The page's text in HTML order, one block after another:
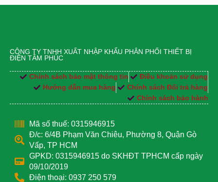
CÔNG TY TNHH XUẤT NHẬP KHẨU PHÂN PHỐI THIẾT BỊ
ĐIỆN TÂM PHÚC
Chính sách bảo mật thông tin
Điều khoản sử dụng
Hướng dẫn mua hàng
Chính sách Đổi trả hàng
Chính sách bảo hành
Mã số thuế: 0315946915
Đ/c: 6/4B Phạm Văn Chiêu, Phường 8, Quận Gò
Vấp, TP HCM
GPKD: 0315946915 do SKHĐT TPHCM cấp ngày
09/10/2019
Điện thoại: 0937 250 579